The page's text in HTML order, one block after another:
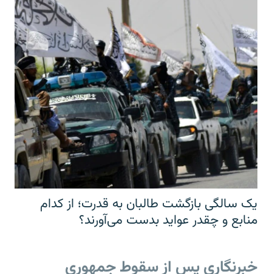
یک سالگی بازگشت طالبان به قدرت؛ از کدام
منابع و چقدر عواید بدست می‌آورند؟
خبرنگاری پس از سقوط جمهوری